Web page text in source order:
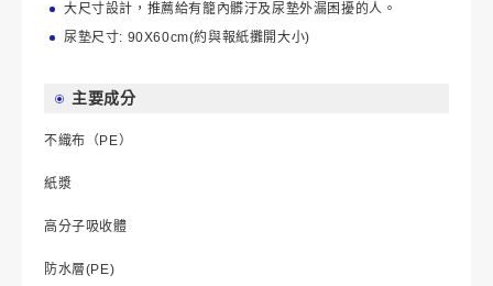
大尺寸設計，推薦給有籠內髒汙及尿墊外漏困擾的人。
尿墊尺寸: 90X60cm(約與報紙攤開大小)
主要成分
不織布（PE）
紙漿
高分子吸收體
防水層(PE)